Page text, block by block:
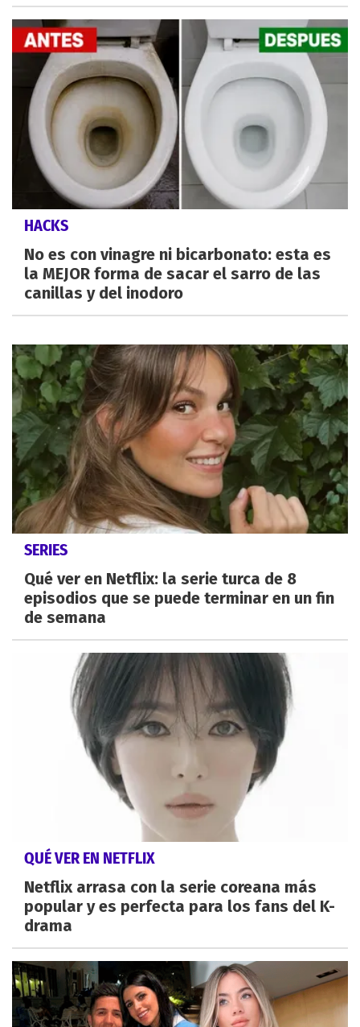
HACKS
No es con vinagre ni bicarbonato: esta es
la MEJOR forma de sacar el sarro de las
canillas y del inodoro
SERIES
Qué ver en Netflix: la serie turca de 8
episodios que se puede terminar en un fin
de semana
QUÉ VER EN NETFLIX
Netflix arrasa con la serie coreana más
popular y es perfecta para los fans del K-
drama